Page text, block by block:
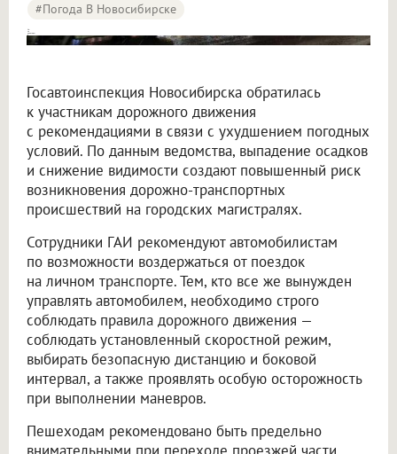
#Погода В Новосибирске
Госавтоинспекция Новосибирска обратилась
к участникам дорожного движения
с рекомендациями в связи с ухудшением погодных
условий. По данным ведомства, выпадение осадков
и снижение видимости создают повышенный риск
возникновения дорожно-транспортных
происшествий на городских магистралях.
Сотрудники ГАИ рекомендуют автомобилистам
по возможности воздержаться от поездок
на личном транспорте. Тем, кто все же вынужден
управлять автомобилем, необходимо строго
соблюдать правила дорожного движения —
соблюдать установленный скоростной режим,
выбирать безопасную дистанцию и боковой
интервал, а также проявлять особую осторожность
при выполнении маневров.
Пешеходам рекомендовано быть предельно